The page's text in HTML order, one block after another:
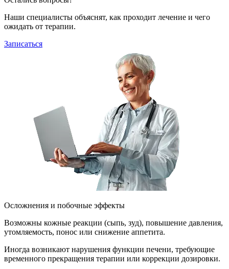
Наши специалисты объяснят, как проходит лечение и чего
ожидать от терапии.
Записаться
Осложнения и побочные эффекты
Возможны кожные реакции (сыпь, зуд), повышение давления,
утомляемость, понос или снижение аппетита.
Иногда возникают нарушения функции печени, требующие
временного прекращения терапии или коррекции дозировки.